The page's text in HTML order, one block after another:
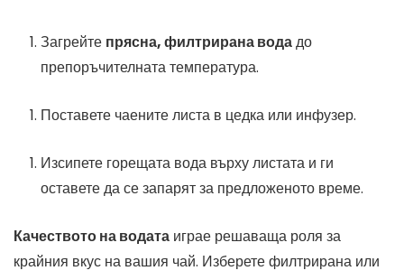
Загрейте прясна, филтрирана водадо
препоръчителната температура.
Поставете чаените листа в цедка или инфузер.
Изсипете горещата вода върху листата и ги
оставете да се запарят за предложеното време.
Качеството на водата играе решаваща роля за
крайния вкус на вашия чай. Изберете филтрирана или